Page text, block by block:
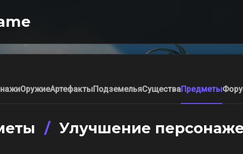
ОружиеАртефактыПодземельяСуществаПредметы
/ Улучшение